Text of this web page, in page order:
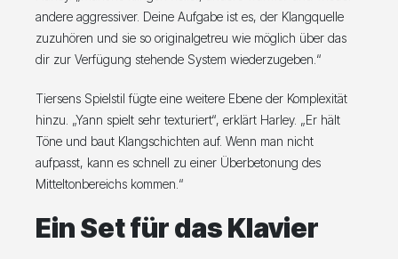
andere aggressiver. Deine Aufgabe ist es, der Klangquelle
zuzuhören und sie so originalgetreu wie möglich über das
dir zur Verfügung stehende System wiederzugeben.“
Tiersens Spielstil fügte eine weitere Ebene der Komplexität
hinzu. „Yann spielt sehr texturiert“, erklärt Harley. „Er hält
Töne und baut Klangschichten auf. Wenn man nicht
aufpasst, kann es schnell zu einer Überbetonung des
Mitteltonbereichs kommen.“
Ein Set für das Klavier